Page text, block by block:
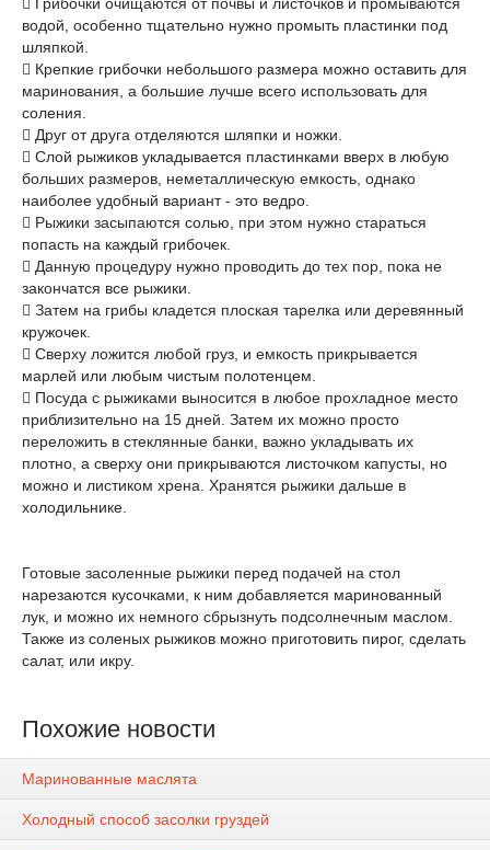
водой, особенно тщательно нужно промыть пластинки под
шляпкой.
 Крепкие грибочки небольшого размера можно оставить для
маринования, а большие лучше всего использовать для
соления.
 Друг от друга отделяются шляпки и ножки.
 Слой рыжиков укладывается пластинками вверх в любую
больших размеров, неметаллическую емкость, однако
наиболее удобный вариант - это ведро.
 Рыжики засыпаются солью, при этом нужно стараться
попасть на каждый грибочек.
 Данную процедуру нужно проводить до тех пор, пока не
закончатся все рыжики.
 Затем на грибы кладется плоская тарелка или деревянный
кружочек.
 Сверху ложится любой груз, и емкость прикрывается
марлей или любым чистым полотенцем.
 Посуда с рыжиками выносится в любое прохладное место
приблизительно на 15 дней. Затем их можно просто
переложить в стеклянные банки, важно укладывать их
плотно, а сверху они прикрываются листочком капусты, но
можно и листиком хрена. Хранятся рыжики дальше в
холодильнике.
Готовые засоленные рыжики перед подачей на стол
нарезаются кусочками, к ним добавляется маринованный
лук, и можно их немного сбрызнуть подсолнечным маслом.
Также из соленых рыжиков можно приготовить пирог, сделать
салат, или икру.
Похожие новости
Маринованные маслята
Холодный способ засолки груздей